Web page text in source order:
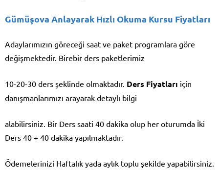
Gümüşova Anlayarak Hızlı Okuma Kursu Fiyatları
Adaylarımızın göreceği saat ve paket programlara göre
değişmektedir. Birebir ders paketlerimiz
10-20-30 ders şeklinde olmaktadır. Ders Fiyatları için
danışmanlarımızı arayarak detaylı bilgi
alabilirsiniz. Bir Ders saati 40 dakika olup her oturumda İki
Ders 40 + 40 dakika yapılmaktadır.
Ödemelerinizi Haftalık yada aylık toplu şekilde yapabilirsiniz.